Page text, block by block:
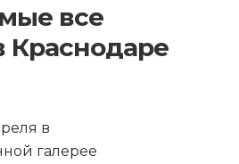
все
Краснодаре
в
галерее